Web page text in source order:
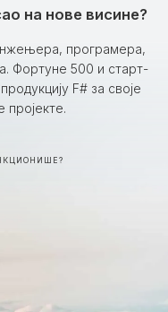
на нове висине?
програмера,
Фортуне 500 и старт-
F# за своје
пројекте.